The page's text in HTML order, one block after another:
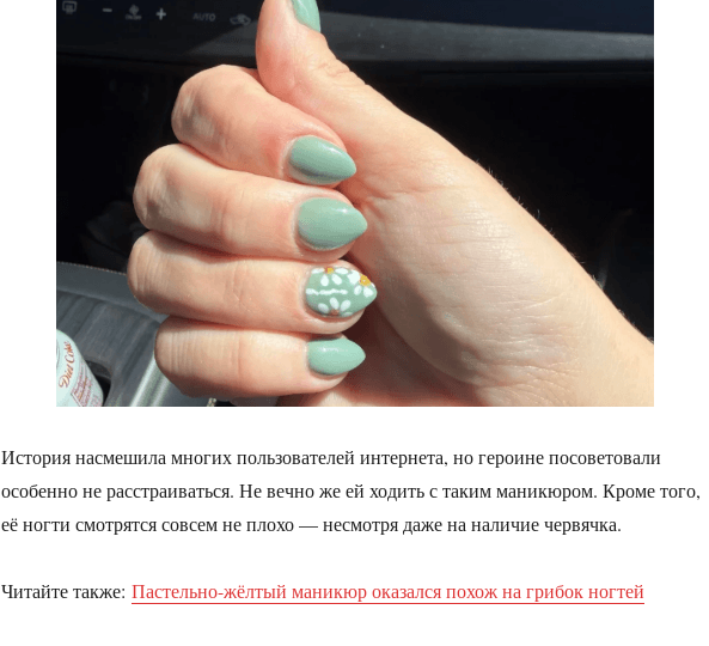
История насмешила многих пользователей интернета, но героине посоветовали
особенно не расстраиваться. Не вечно же ей ходить с таким маникюром. Кроме того,
её ногти смотрятся совсем не плохо — несмотря даже на наличие червячка.
Читайте также: Пастельно-жёлтый маникюр оказался похож на грибок ногтей